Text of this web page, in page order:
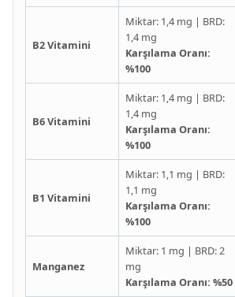
B2 Vitamini
Miktar: 1,4 mg | BRD:
1,4 mg
Karşılama Oranı:
%100
B6 Vitamini
Miktar: 1,4 mg | BRD:
1,4 mg
Karşılama Oranı:
%100
B1 Vitamini
Miktar: 1,1 mg | BRD:
1,1 mg
Karşılama Oranı:
%100
Manganez
Miktar: 1 mg | BRD: 2
mg
Karşılama Oranı: %50